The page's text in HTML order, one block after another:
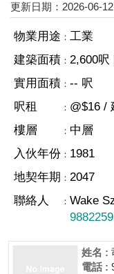
更新日期：2026-06-12
物業用途 ： 工業
建築面積 ： 2,600呎
實用面積 ： -- 呎
呎租
： @$16 /
樓層
： 中層
入伙年份 ： 1981
地契年期 ： 2047
聯絡人
： Wake
姓名 :
電話 :